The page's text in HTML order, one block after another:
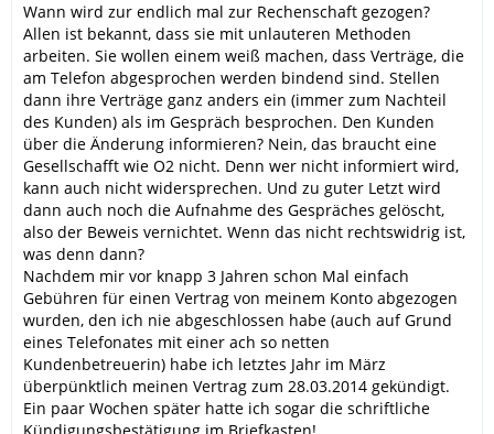
Wann wird zur endlich mal zur Rechenschaft gezogen?
Allen ist bekannt, dass sie mit unlauteren Methoden
arbeiten. Sie wollen einem weiß machen, dass Verträge, die
am Telefon abgesprochen werden bindend sind. Stellen
dann ihre Verträge ganz anders ein (immer zum Nachteil
des Kunden) als im Gespräch besprochen. Den Kunden
über die Änderung informieren? Nein, das braucht eine
Gesellschafft wie O2 nicht. Denn wer nicht informiert wird,
kann auch nicht widersprechen. Und zu guter Letzt wird
dann auch noch die Aufnahme des Gespräches gelöscht,
also der Beweis vernichtet. Wenn das nicht rechtswidrig ist,
was denn dann?
Nachdem mir vor knapp 3 Jahren schon Mal einfach
Gebühren für einen Vertrag von meinem Konto abgezogen
wurden, den ich nie abgeschlossen habe (auch auf Grund
eines Telefonates mit einer ach so netten
Kundenbetreuerin) habe ich letztes Jahr im März
überpünktlich meinen Vertrag zum 28.03.2014 gekündigt.
Ein paar Wochen später hatte ich sogar die schriftliche